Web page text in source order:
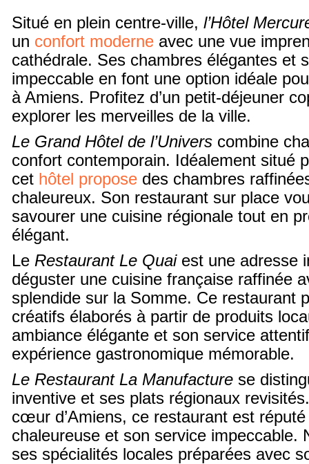
Situé en plein centre-ville, l’Hôtel
un confort moderne avec une vue
cathédrale. Ses chambres élégantes et
impeccable en font une option idéale
à Amiens. Profitez d’un petit-déjeuner
explorer les merveilles de la ville.
Le Grand Hôtel de l’Univers combine
confort contemporain. Idéalement situé
cet hôtel propose des chambres
chaleureux. Son restaurant sur place
savourer une cuisine régionale tout en
élégant.
Le Restaurant Le Quaiest une adresse
déguster une cuisine française raffinée
splendide sur la Somme. Ce restaurant
créatifs élaborés à partir de produits
ambiance élégante et son service
expérience gastronomique mémorable.
Le Restaurant La Manufacture se
inventive et ses plats régionaux
cœur d’Amiens, ce restaurant est
chaleureuse et son service impeccable.
ses spécialités locales préparées avec